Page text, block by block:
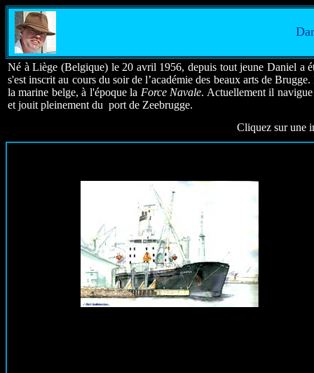
Né à Liège (Belgique) le 20 avril 1956, depuis tout jeune Daniel a
s'estinscrit au cours du soirdel’académie des beaux arts de Brugge.
la marine belge, à l'époque la Force Navale. Actuellement il
et jouit pleinement du port de Zeebrugge.
Cliquez sur une